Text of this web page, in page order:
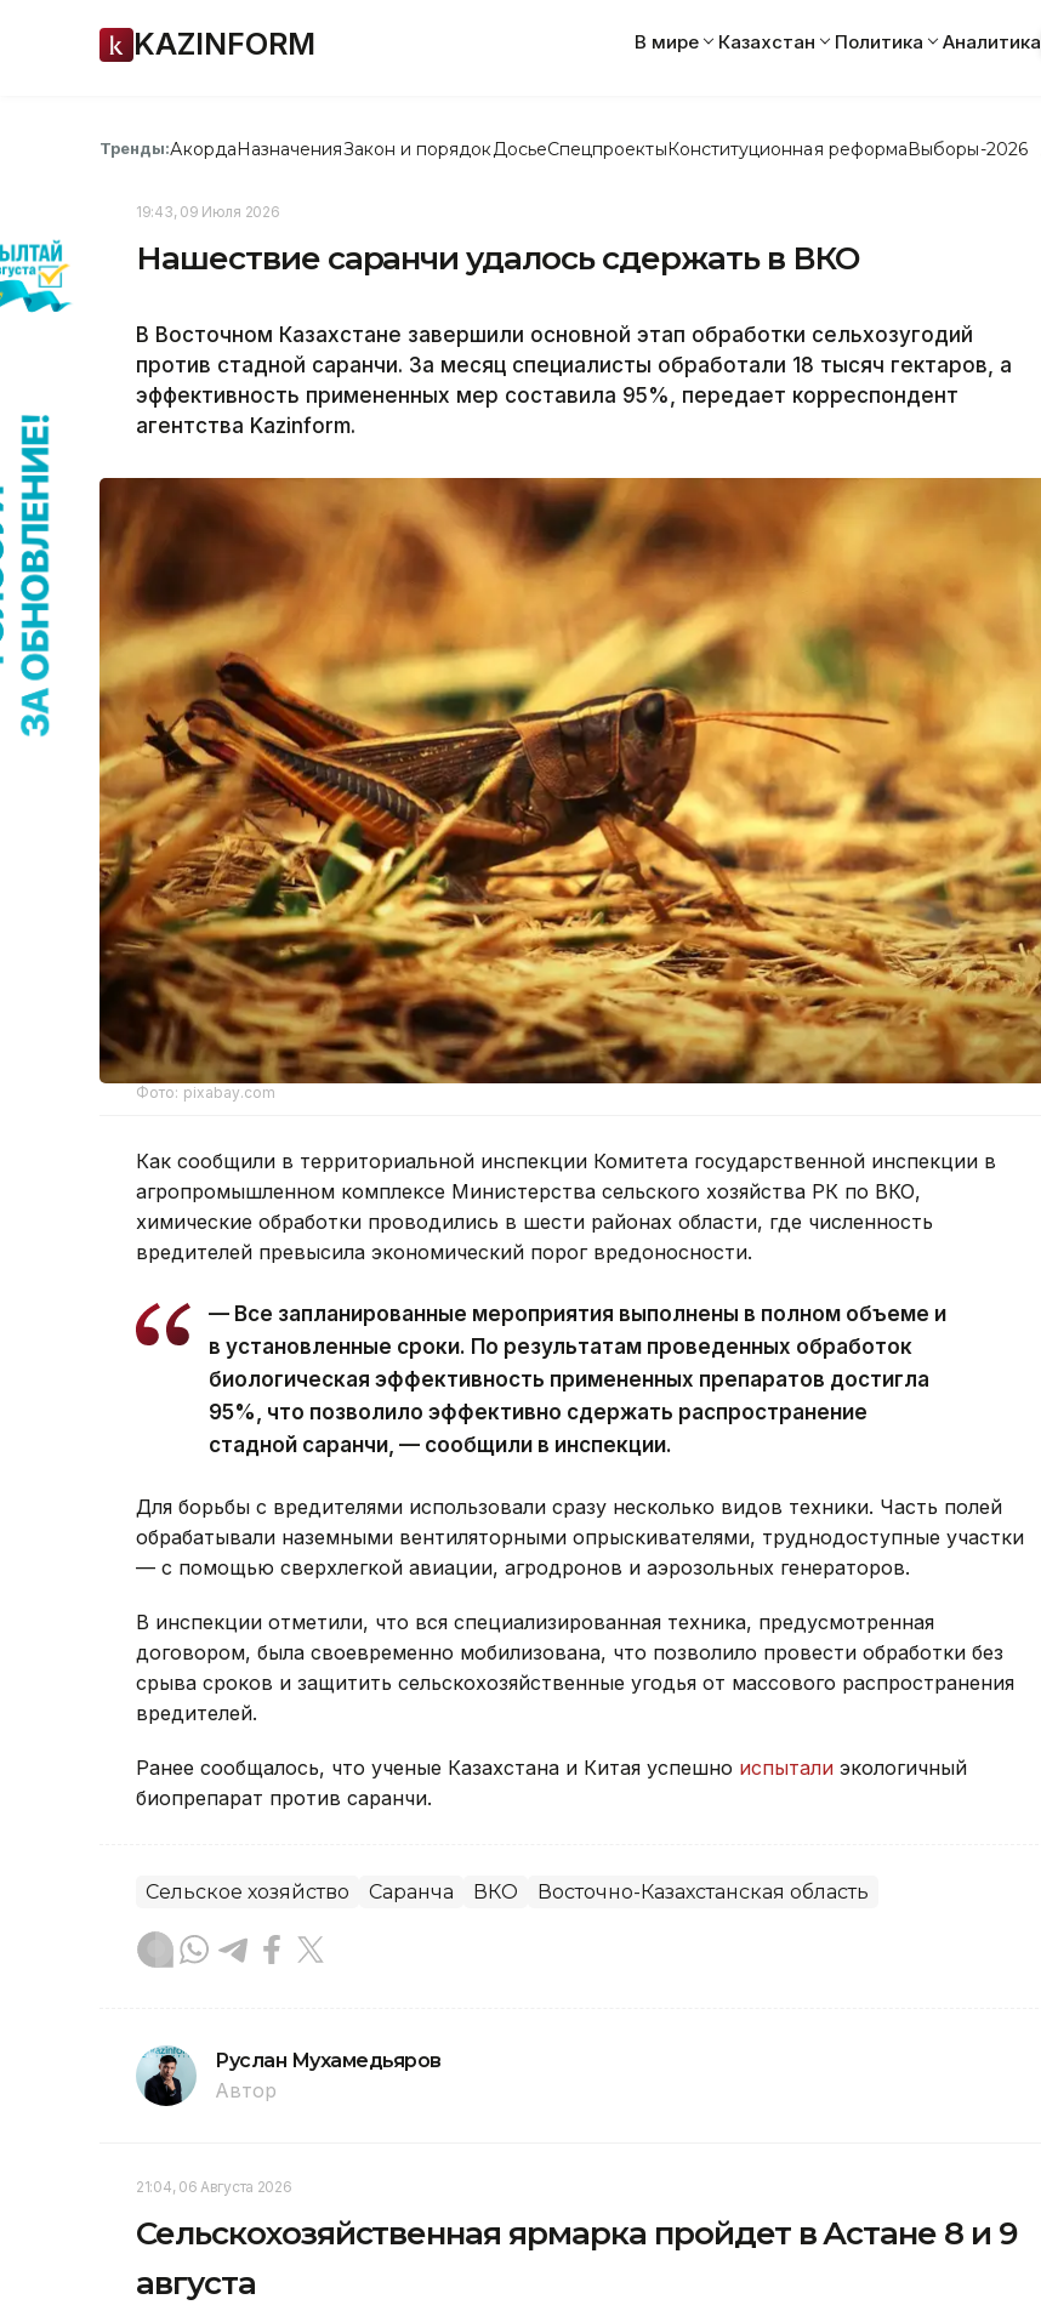
KAZINFORM В мире Казахстан Политика Аналитика
Тренды:АкордаНазначенияЗакон и порядок ДосьеСпецпроектыКонституционная реформаВыборы-2026
19:43, 09 Июля 2026
Нашествие саранчи удалось сдержать в ВКО
В Восточном Казахстане завершили основной этап обработки сельхозугодий
против стадной саранчи. За месяц специалисты обработали 18 тысяч гектаров, а
эффективность примененных мер составила 95%, передает корреспондент
агентства Kazinform.
Фото: pixabay.com
Как сообщили в территориальной инспекции Комитета государственной инспекции в
агропромышленном комплексе Министерства сельского хозяйства РК по ВКО,
химические обработки проводились в шести районах области, где численность
вредителей превысила экономический порог вредоносности.
— Все запланированные мероприятия выполнены в полном объеме и
в установленные сроки. По результатам проведенных обработок
биологическая эффективность примененных препаратов достигла
95%, что позволило эффективно сдержать распространение
стадной саранчи, — сообщили в инспекции.
Для борьбы с вредителями использовали сразу несколько видов техники. Часть полей
обрабатывали наземными вентиляторными опрыскивателями, труднодоступные участки
— с помощью сверхлегкой авиации, агродронов и аэрозольных генераторов.
В инспекции отметили, что вся специализированная техника, предусмотренная
договором, была своевременно мобилизована, что позволило провести обработки без
срыва сроков и защитить сельскохозяйственные угодья от массового распространения
вредителей.
Ранее сообщалось, что ученые Казахстана и Китая успешно испытали экологичный
биопрепарат против саранчи.
Сельское хозяйство Саранча ВКО Восточно-Казахстанская область
Руслан Мухамедьяров
Автор
21:04, 06 Августа 2026
Сельскохозяйственная ярмарка пройдет в Астане 8 и 9
августа